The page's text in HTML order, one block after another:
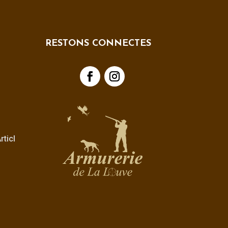
RESTONS CONNECTES